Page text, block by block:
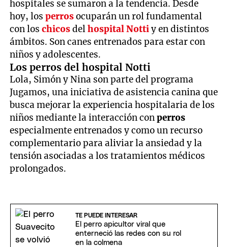
hospitales se sumaron a la tendencia. Desde
hoy, losperrosocuparán un rol fundamental
con loschicosdelhospital Nottiy en distintos
ámbitos. Son canes entrenados para estar con
niños y adolescentes.
Los perros del hospital Notti
Lola, Simón y Nina son parte del programa
Jugamos, una iniciativa de asistencia canina que
busca mejorar la experiencia hospitalaria de los
niños mediante la interacción conperros
especialmente entrenados y como un recurso
complementario para aliviar la ansiedad y la
tensión asociadas a los tratamientos médicos
prolongados.
TE PUEDE INTERESAR
El perro apicultor viral que
enterneció las redes con su rol
en la colmena